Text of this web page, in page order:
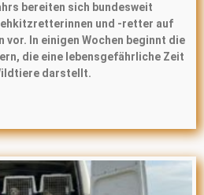
bereiten sich bundesweit
und -retter auf
vor. In einigen Wochen beginnt die
die eine lebensgefährliche Zeit
darstellt.